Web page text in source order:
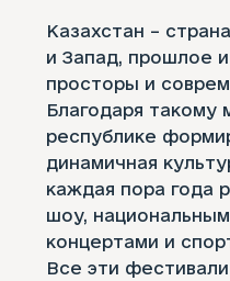
Казахстан –
и Запад, прошлое
просторы и
Благодаря такому
республике
динамичная
каждая пора года
шоу,
концертами и
Все эти